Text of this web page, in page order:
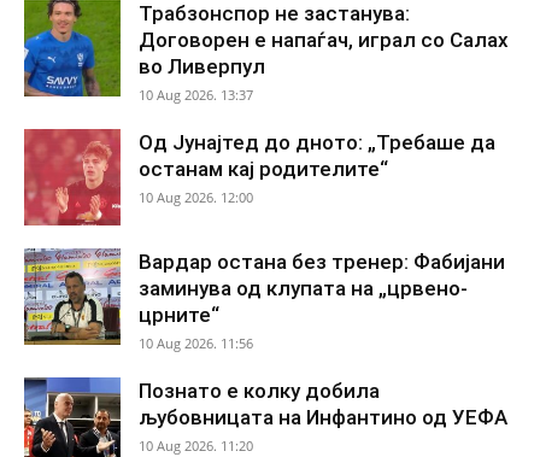
Трабзонспор не застанува:
Договорен е напаѓач, играл со Салах
во Ливерпул
10 Aug 2026. 13:37
Од Јунајтед до дното: „Требаше да
останам кај родителите“
10 Aug 2026. 12:00
Вардар остана без тренер: Фабијани
заминува од клупата на „црвено-
црните“
10 Aug 2026. 11:56
Познато е колку добила
љубовницата на Инфантино од УЕФА
10 Aug 2026. 11:20